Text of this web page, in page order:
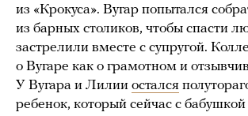
из «Крокуса». Вугар попытался
из барных столиков, чтобы спасти
застрелили вместе с супругой.
о Вугаре как о грамотном и
У Вугара и Лилии остался
ребенок, который сейчас с